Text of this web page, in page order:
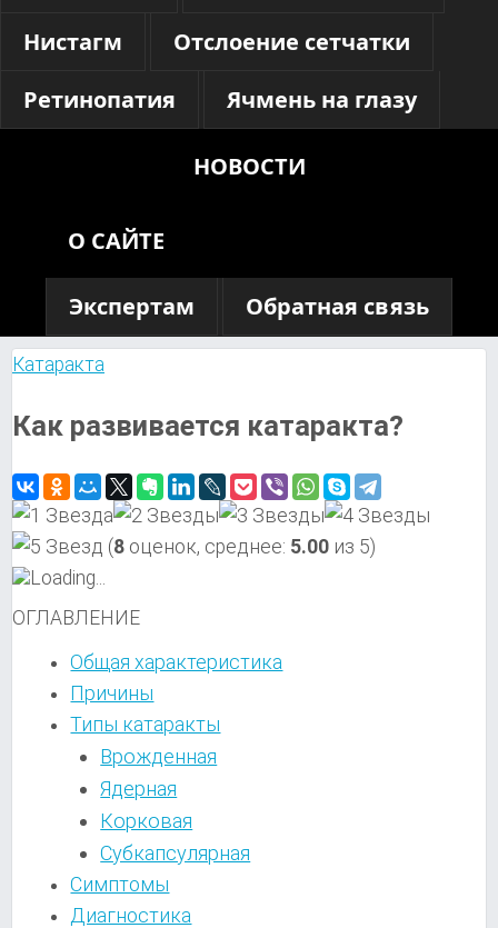
Нистагм
Отслоение сетчатки
Ретинопатия
Ячмень на глазу
НОВОСТИ
О САЙТЕ
Экспертам Обратная связь
Катаракта
Как развивается катаракта?
(8 оценок, среднее: 5.00 из 5)
Loading...
ОГЛАВЛЕНИЕ
Общая характеристика
Причины
Типы катаракты
Врожденная
Ядерная
Корковая
Субкапсулярная
Симптомы
Диагностика